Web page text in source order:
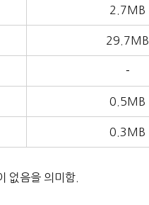
2.7MB
29.7MB
－
0.5MB
0.3MB
없음을 의미함.